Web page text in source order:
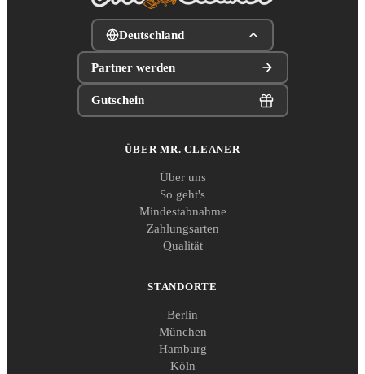
Deutschland
Partner werden
Gutschein
ÜBER MR. CLEANER
Über uns
So geht's
Mindestabnahme
Zahlungsarten
Qualität
STANDORTE
Berlin
München
Hamburg
Köln